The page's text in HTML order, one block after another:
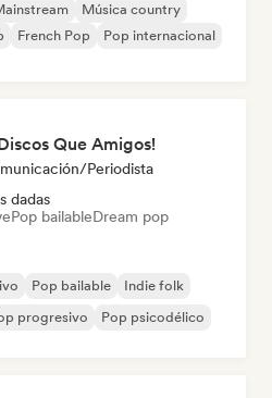
Música country
French Pop
Pop internacional
Que Amigos!
Periodista
dadas
Pop bailableDream pop
Pop bailable
Indie folk
progresivo Pop psicodélico